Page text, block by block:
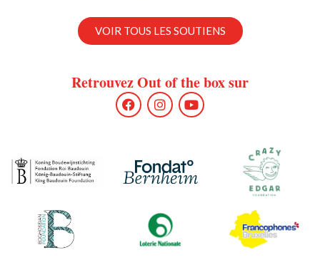
VOIR TOUS LES SOUTIENS
Retrouvez Out of the box sur
F
a
o
k
I
n
g
r
a
Y
o
b
e